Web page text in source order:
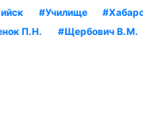
#Училище
П.Н.
#Щербович В.М.